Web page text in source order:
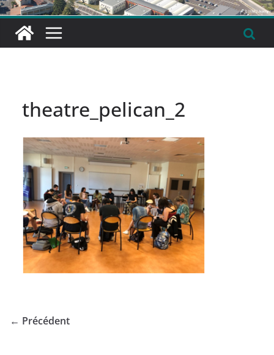
theatre_pelican_2
← Précédent